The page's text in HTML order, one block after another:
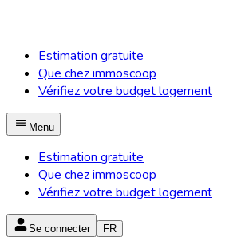
Estimation gratuite
Que chez immoscoop
Vérifiez votre budget logement
Menu
Estimation gratuite
Que chez immoscoop
Vérifiez votre budget logement
Se connecter FR